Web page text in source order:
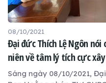
08/10/2021
Đại đức Thích Lệ Ngôn
niên về tâm lý tích cực
Sáng ngày 08/10/2021,